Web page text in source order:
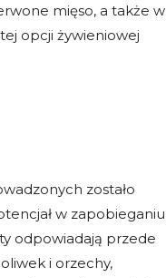
mięso, a także w
opcji żywieniowej
zostało
w zapobieganiu
odpowiadają przede
i orzechy,